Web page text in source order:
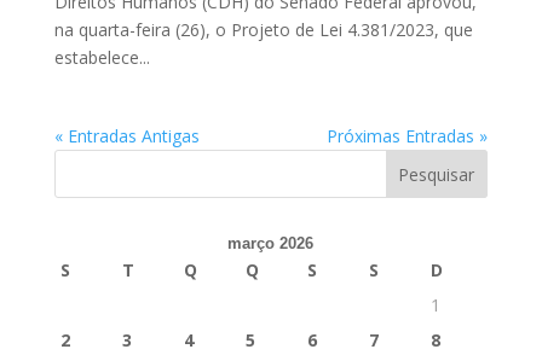
na quarta-feira (26), o Projeto de Lei 4.381/2023, que
estabelece...
« Entradas Antigas Próximas Entradas »
março 2026
S T Q Q S S
D
1
2
3 4 5 6 7
8